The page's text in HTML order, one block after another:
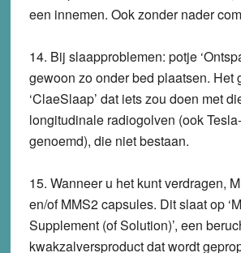
een innemen. Ook zonder nader
14. Bij slaapproblemen: potje
gewoon zo onder bed plaatsen. Het
‘ClaeSlaap’ dat iets zou doen met
longitudinale radiogolven (ook
genoemd), die niet bestaan.
15. Wanneer u het kunt verdragen,
en/of MMS2 capsules. Dit slaat op
Supplement (of Solution)’, een
kwakzalversproduct dat wordt